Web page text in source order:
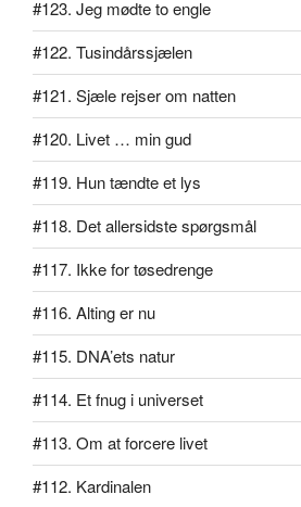
#123. Jeg mødte to engle
#122. Tusindårssjælen
#121. Sjæle rejser om natten
#120. Livet … min gud
#119. Hun tændte et lys
#118. Det allersidste spørgsmål
#117. Ikke for tøsedrenge
#116. Alting er nu
#115. DNA’ets natur
#114. Et fnug i universet
#113. Om at forcere livet
#112. Kardinalen